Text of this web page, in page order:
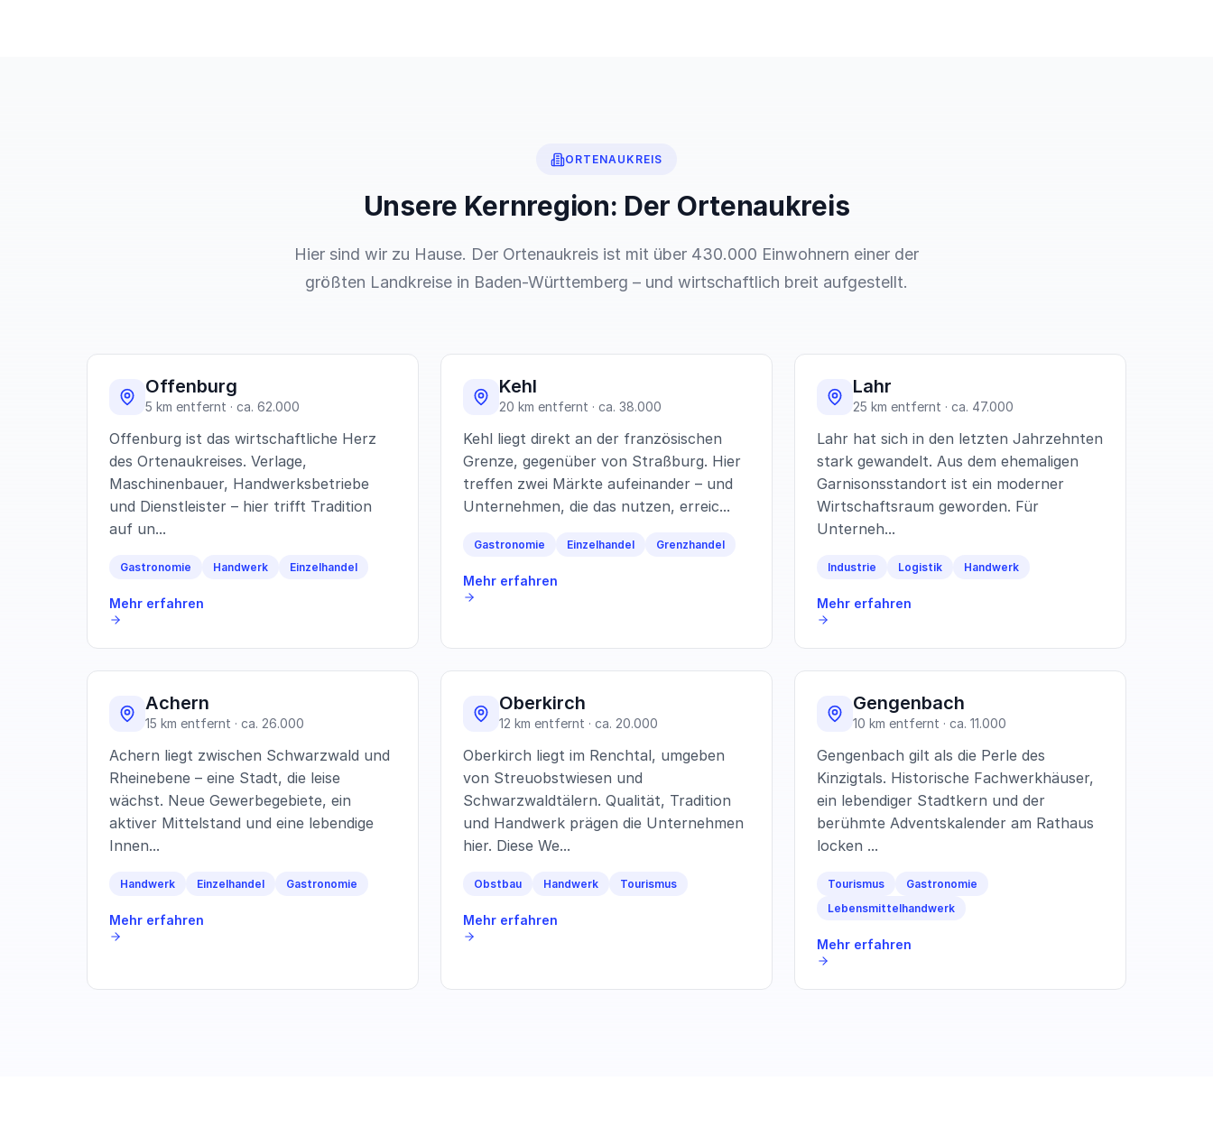
ORTENAUKREIS
Unsere Kernregion: Der Ortenaukreis
Hier sind wir zu Hause. Der Ortenaukreis ist mit über 430.000 Einwohnern einer der
größten Landkreise in Baden-Württemberg – und wirtschaftlich breit aufgestellt.
Offenburg
5 km entfernt · ca. 62.000
Offenburg ist das wirtschaftliche Herz
des Ortenaukreises. Verlage,
Maschinenbauer, Handwerksbetriebe
und Dienstleister – hier trifft Tradition
auf un...
Gastronomie Handwerk Einzelhandel
Mehr erfahren
Kehl
20 km entfernt · ca. 38.000
Kehl liegt direkt an der französischen
Grenze, gegenüber von Straßburg. Hier
treffen zwei Märkte aufeinander – und
Unternehmen, die das nutzen, erreic...
Gastronomie Einzelhandel Grenzhandel
Mehr erfahren
Lahr
25 km entfernt · ca. 47.000
Lahr hat sich in den letzten Jahrzehnten
stark gewandelt. Aus dem ehemaligen
Garnisonsstandort ist ein moderner
Wirtschaftsraum geworden. Für
Unterneh...
Industrie Logistik Handwerk
Mehr erfahren
Achern
15 km entfernt · ca. 26.000
Achern liegt zwischen Schwarzwald und
Rheinebene – eine Stadt, die leise
wächst. Neue Gewerbegebiete, ein
aktiver Mittelstand und eine lebendige
Innen...
Handwerk Einzelhandel Gastronomie
Mehr erfahren
Oberkirch
12 km entfernt · ca. 20.000
Oberkirch liegt im Renchtal, umgeben
von Streuobstwiesen und
Schwarzwaldtälern. Qualität, Tradition
und Handwerk prägen die Unternehmen
hier. Diese We...
Obstbau Handwerk Tourismus
Mehr erfahren
Gengenbach
10 km entfernt · ca. 11.000
Gengenbach gilt als die Perle des
Kinzigtals. Historische Fachwerkhäuser,
ein lebendiger Stadtkern und der
berühmte Adventskalender am Rathaus
locken ...
Tourismus
Gastronomie
Lebensmittelhandwerk
Mehr erfahren